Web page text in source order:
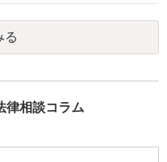
単独で全ての債務を負うこと
に難しい案件であり、公開の
うに思われますので、資料等
ことをお勧めします。
る
律相談コラム